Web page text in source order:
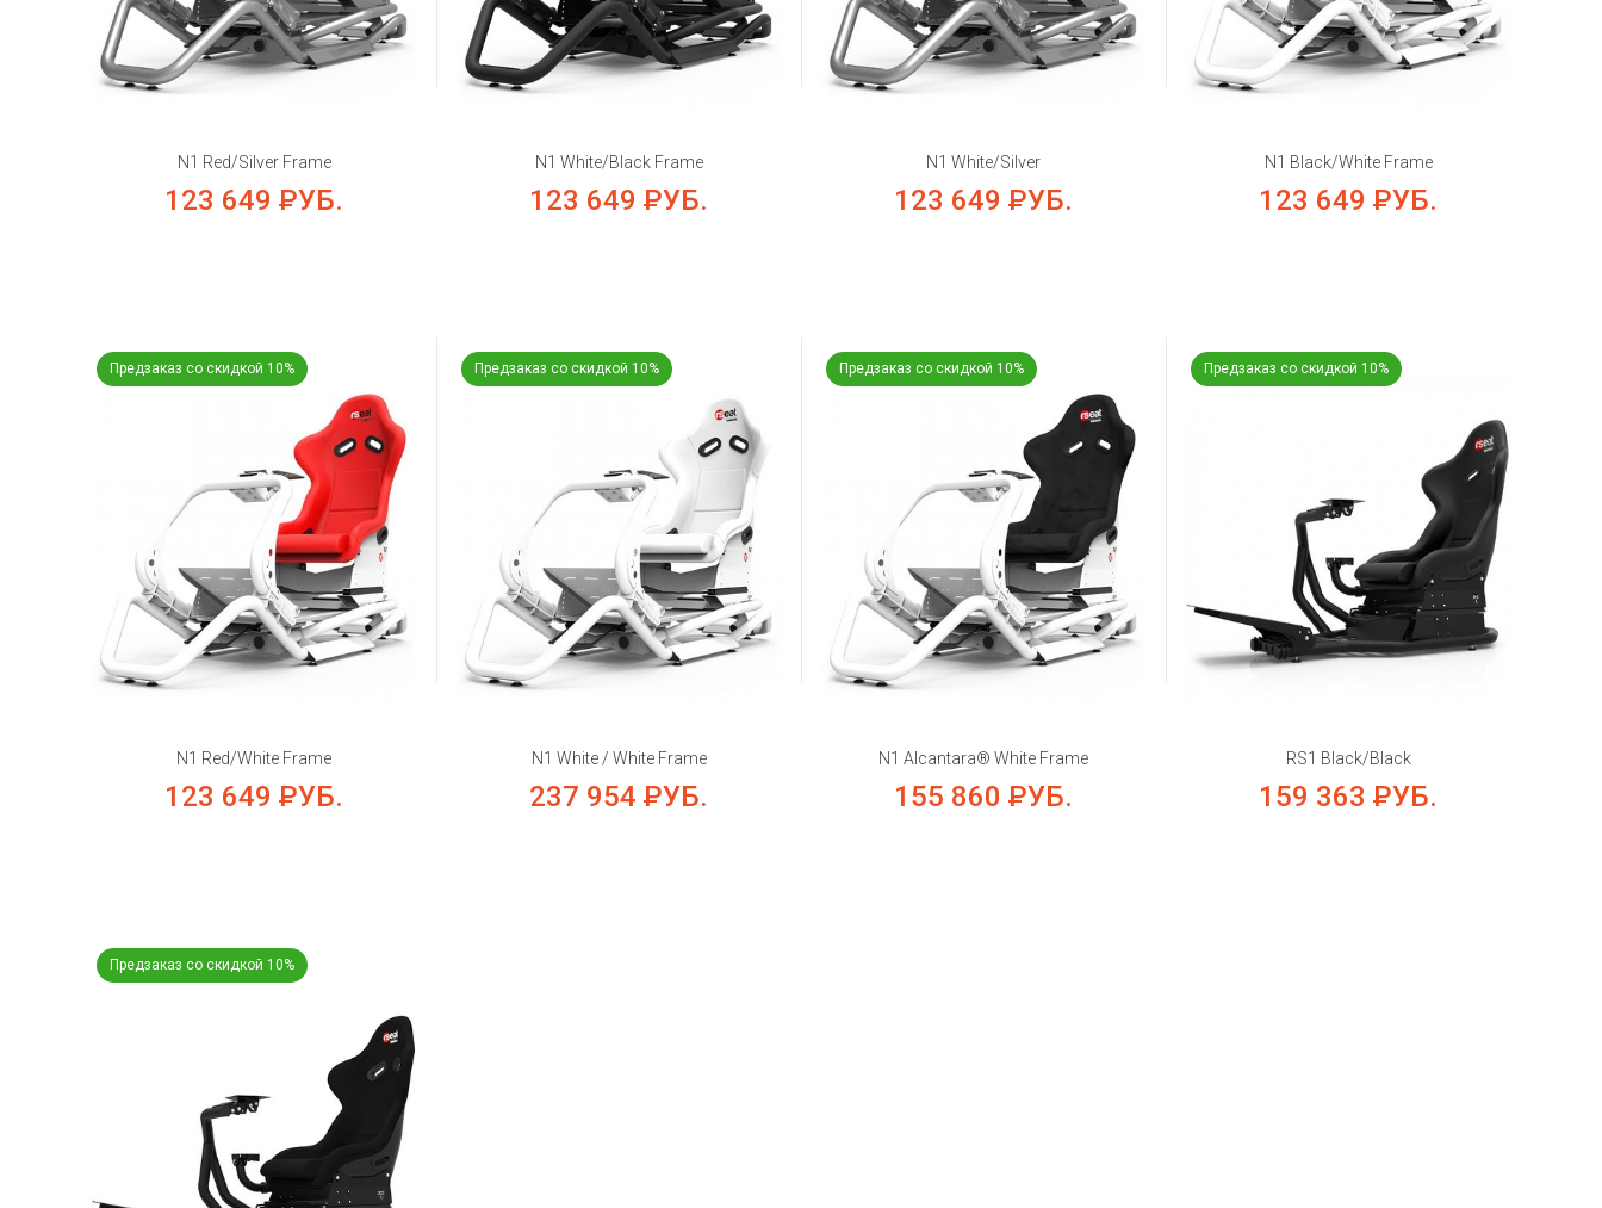
N1 Red/Silver Frame
123 649 РУБ.
N1 White/Black Frame
123 649 РУБ.
N1 White/Silver
123 649 РУБ.
N1 Black/White Frame
123 649 РУБ.
Предзаказ со скидкой 10%
N1 Red/White Frame
123 649 РУБ.
Предзаказ со скидкой 10%
N1 White / White Frame
237 954 РУБ.
Предзаказ со скидкой 10%
N1 Alcantara® White Frame
155 860 РУБ.
Предзаказ со скидкой 10%
RS1 Black/Black
159 363 РУБ.
Предзаказ со скидкой 10%